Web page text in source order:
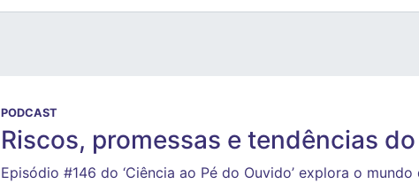
PODCAST
Riscos, promessas e tendências
Episódio #146 do ‘Ciência ao Pé do Ouvido’ explora o